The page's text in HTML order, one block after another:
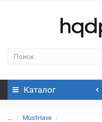
Каталог
... MustHave